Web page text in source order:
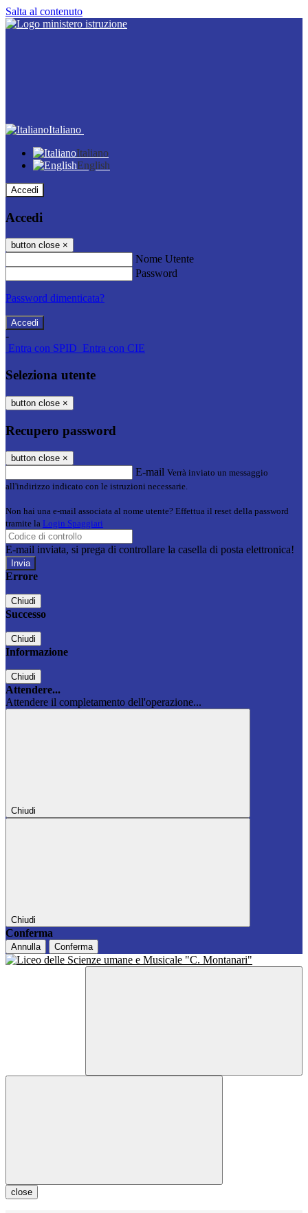
Salta al contenuto
Italiano
Italiano
English
Accedi
Accedi
button close ×
Nome Utente
Password
Password dimenticata?
-
Entra con SPID Entra con CIE
Seleziona utente
button close ×
Recupero password
button close ×
E-mail Verrà inviato un messaggio
all'indirizzo indicato con le istruzioni necessarie.
Non hai una e-mail associata al nome utente? Effettua il reset della password
tramite la Login Spaggiari
E-mail inviata, si prega di controllare la casella di posta elettronica!
Errore
Chiudi
Successo
Chiudi
Informazione
Chiudi
Attendere...
Attendere il completamento dell'operazione...
Chiudi
Chiudi
Conferma
Annulla Conferma
close